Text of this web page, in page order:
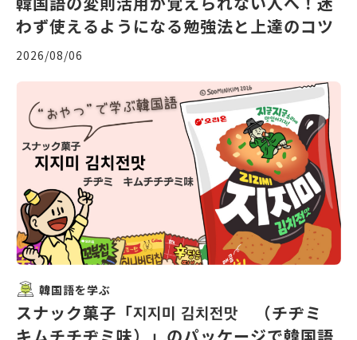
わず使えるようになる勉強法と上達のコツ
2026/08/06
韓国語を学ぶ
スナック菓子「지지미 김치전맛 （チヂミ
キムチチヂミ味）」のパッケージで韓国語